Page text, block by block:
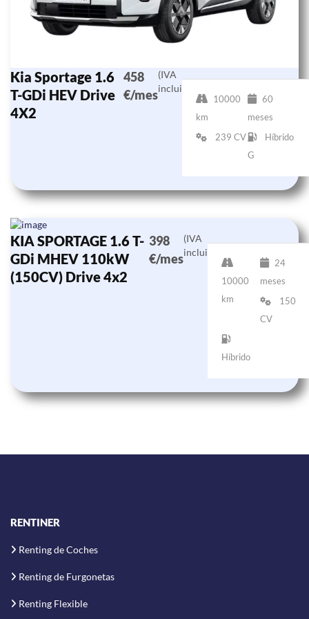
Kia Sportage 1.6
T-GDi HEV Drive
4X2
458
€/mes
(IVA
incluido)
10000
km
60
meses
239 CV
Híbrido
G
KIA SPORTAGE 1.6 T-
GDi MHEV 110kW
(150CV) Drive 4x2
398
€/mes
(IVA
incluido)
10000
km
24
meses
150
CV
Híbrido
RENTINER
Renting de Coches
Renting de Furgonetas
Renting Flexible